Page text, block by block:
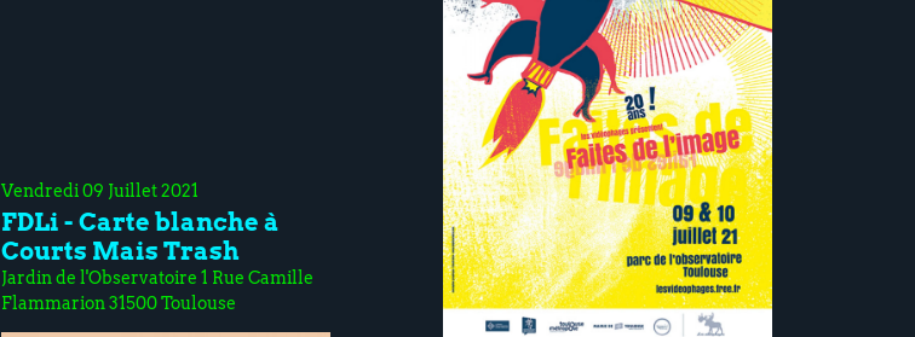
Vendredi 09 Juillet 2021
FDLi - Carte blanche à
Courts Mais Trash
Jardin de l'Observatoire 1 Rue Camille
Flammarion 31500 Toulouse